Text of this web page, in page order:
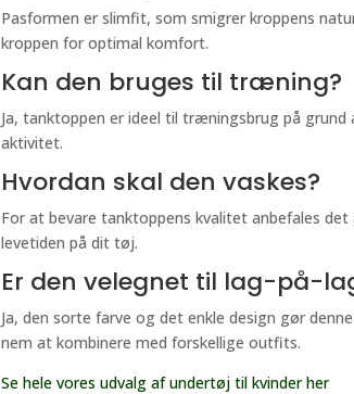
Pasformen er slimfit, som smigrer kroppens
kroppen for optimal komfort.
Kan den bruges til træning?
Ja, tanktoppen er ideel til træningsbrug på
aktivitet.
Hvordan skal den vaskes?
For at bevare tanktoppens kvalitet anbefales
levetiden på dit tøj.
Er den velegnet til lag-på-
Ja, den sorte farve og det enkle design gør denne
nem at kombinere med forskellige outfits.
Se hele vores udvalg af undertøj til kvinder her